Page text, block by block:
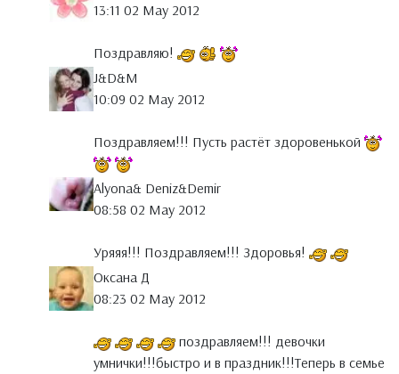
13:11 02 May 2012
Поздравляю!
J&D&M
10:09 02 May 2012
Поздравляем!!! Пусть растёт здоровенькой
Alyona& Deniz&Demir
08:58 02 May 2012
Уряяя!!! Поздравляем!!! Здоровья!
Оксана Д
08:23 02 May 2012
поздравляем!!! девочки
умнички!!!быстро и в праздник!!!Теперь в семье